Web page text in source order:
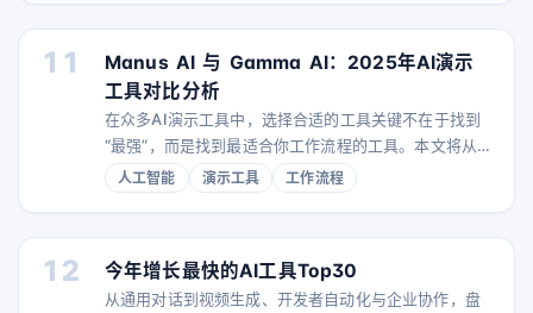
够进行深入研究、整合信息，并生成高质量、可直接演
示的幻灯片及演讲备注。Canva则助力你的创意
11
Manus AI 与 Gamma AI：2025年AI演示
工具对比分析
在众多AI演示工具中，选择合适的工具关键不在于找到
“最强”，而是找到最适合你工作流程的工具。本文将从
功能、价格及实际使用体验出发，对Manus AI和
Gamma AI进行详细对比，助你做出明智选择。 什么是
稿，还能进行主题调研、数据分析、代码编写，甚至构
建完整网站。它更像是一个能执行任务
人工智能 演示工具 工作流程
12 今年增长最快的AI工具Top30
从通用对话到视频生成、开发者自动化与企业协作，盘